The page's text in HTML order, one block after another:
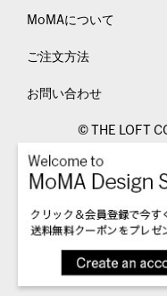
MoMAについて
ご注文方法
お問い合わせ
© THE LOFT
特定商取引法表示
カスタマーハ